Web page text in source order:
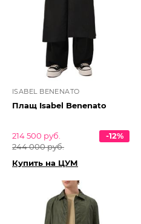
ISABEL BENENATO
Плащ Isabel Benenato
214 500 руб.
244 000 руб.
-12%
Купить на ЦУМ